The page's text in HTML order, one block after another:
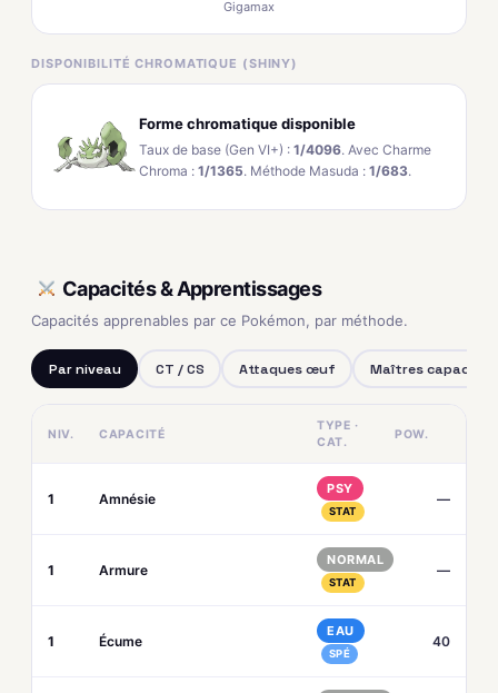
Gigamax
DISPONIBILITÉ CHROMATIQUE (SHINY)
Forme chromatique disponible
Taux de base (Gen VI+) : 1/4096. Avec Charme
Chroma : 1/1365. Méthode Masuda : 1/683.
Capacités & Apprentissages
Capacités apprenables par ce Pokémon, par méthode.
Par niveau CT / CS Attaques œuf Maîtres capacités
NIV. CAPACITÉ
TYPE ·
CAT.
POW.
1 Amnésie
PSY
STAT
—
1 Armure
NORMAL
STAT
—
1 Écume
EAU
SPÉ
40